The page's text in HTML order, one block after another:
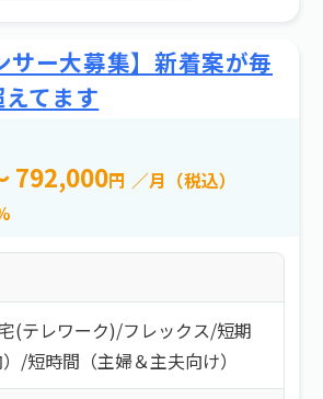
サー大募集】新着案が毎
てます
792,000円 ／月（税込）
(テレワーク)/フレックス/短期
/短時間（主婦＆主夫向け）